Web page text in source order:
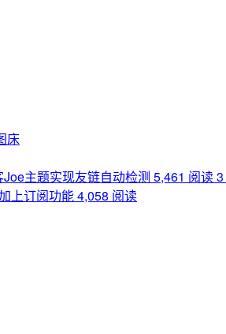
床
主题实现友链自动检测 5,461 阅读3
上订阅功能4,058 阅读